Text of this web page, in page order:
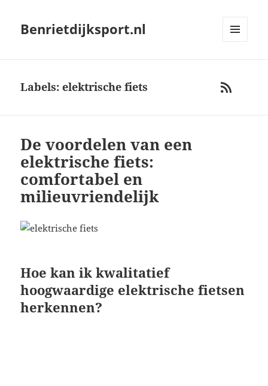
Benrietdijksport.nl
RSS
Labels: elektrische fiets
De voordelen van een
elektrische fiets:
comfortabel en
milieuvriendelijk
Hoe kan ik kwalitatief
hoogwaardige elektrische fietsen
herkennen?